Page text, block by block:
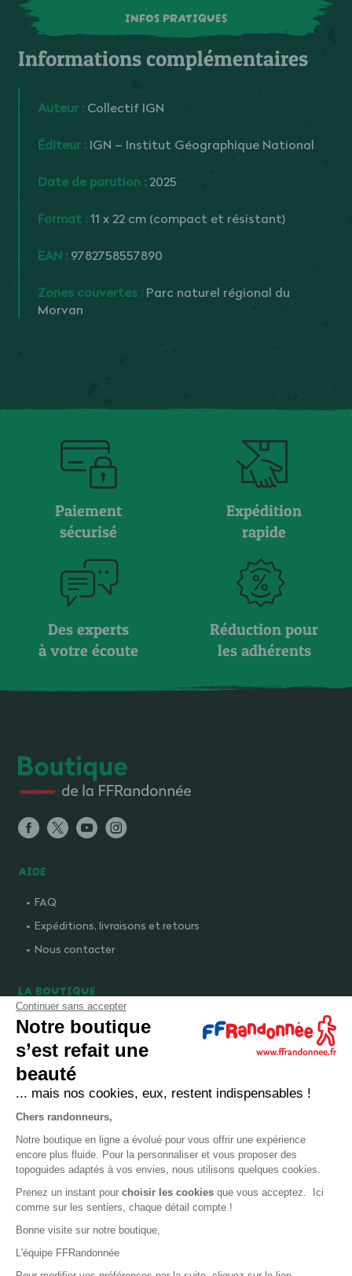
INFOS PRATIQUES
Informations complémentaires
Auteur : Collectif IGN
Éditeur : IGN – Institut Géographique National
Date de parution :2025
Format :11 x 22 cm (compact et résistant)
EAN : 9782758557890
Zones couvertes : Parc naturel régional du
Morvan
Paiement
sécurisé
Expédition
rapide
Des experts
à votre écoute
Réduction pour
les adhérents
AIDE
FAQ
Expéditions, livraisons et retours
Nous contacter
LA BOUTIQUE
Qui sommes-nous ?
Comment devenir adhérent ?
Mentions légales
CGV et politique de confidentialité
Cookies
LA FÉDÉRATION
FFRandonnée
Mon GR
Faire un don
Bénévoles
Continuer sans accepter
Notre boutique
s’est refait une
beauté
... mais nos cookies, eux, restent indispensables !
Chers randonneurs,
Notre boutique en ligne a évolué pour vous offrir une expérience
encore plus fluide. Pour la personnaliser et vous proposer des
topoguides adaptés à vos envies, nous utilisons quelques cookies.
Prenez un instant pour choisir les cookies que vous acceptez. Ici
comme sur les sentiers, chaque détail compte !
Bonne visite sur notre boutique,
L'équipe FFRandonnée